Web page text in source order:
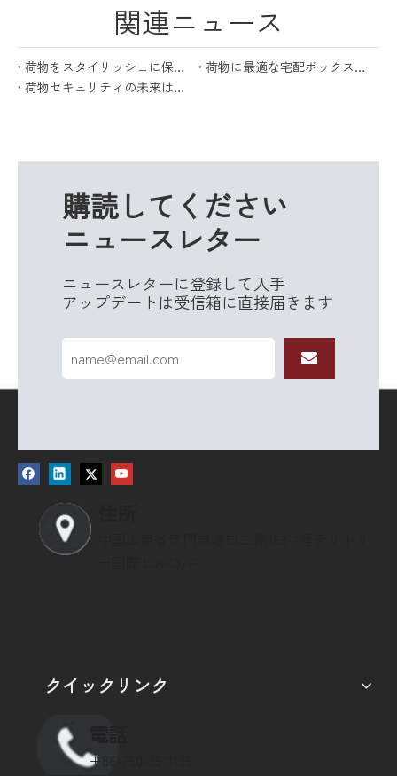
関連ニュース
荷物をスタイリッシュに保護: 宅配ボックスの究極ガイド
荷物に最適な宅配ボックスを選ぶための究極のガイド
荷物セキュリティの未来は宅配ボックスで実現します
購読してください
ニュースレター
ニュースレターに登録して入手
アップデートは受信箱に直接届きます
クイックリンク
+86-750-3911135